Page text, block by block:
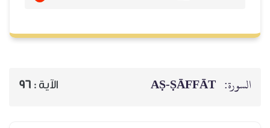
السورة: AṢ-ṢĀFFĀT الآية : 96